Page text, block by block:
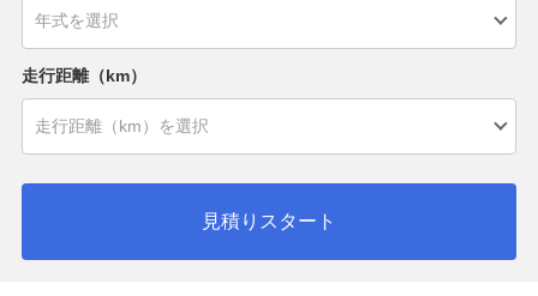
走行距離（km）
見積りスタート